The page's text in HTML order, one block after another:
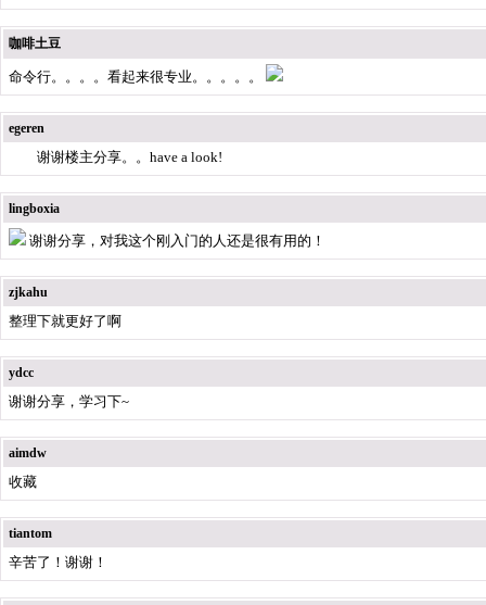
咖啡土豆
命令行。。。。看起来很专业。。。。。
egeren
谢谢楼主分享。。have a look!
lingboxia
谢谢分享，对我这个刚入门的人还是很有用的！
zjkahu
整理下就更好了啊
ydcc
谢谢分享，学习下~
aimdw
收藏
tiantom
辛苦了！谢谢！